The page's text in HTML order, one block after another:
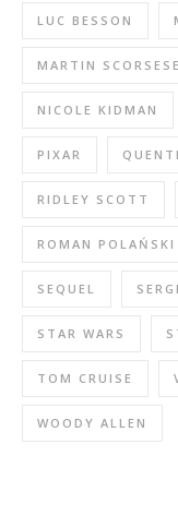
LUC BESSON
MARTIN SCORSESE
NICOLE KIDMAN
PIXAR
RIDLEY SCOTT
ROMAN POLAŃSKI
SEQUEL
STAR WARS
TOM CRUISE
WOODY ALLEN